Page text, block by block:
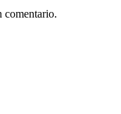
comentario.